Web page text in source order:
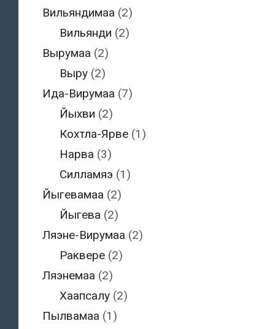
Вильяндимаа (2)
Вильянди (2)
Вырумаа (2)
Выру (2)
Ида-Вирумаа (7)
Йыхви (2)
Кохтла-Ярве (1)
Нарва (3)
Силламяэ (1)
Йыгевамаа (2)
Йыгева (2)
Ляэне-Вирумаа (2)
Раквере (2)
Ляэнемаа (2)
Хаапсалу (2)
Пылвамаа (1)